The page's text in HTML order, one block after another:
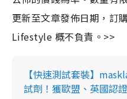
更新至文章發佈日期，訂
Lifestyle 概不負責。>>
【快速測試套裝】
試劑！獲歐盟、英國認